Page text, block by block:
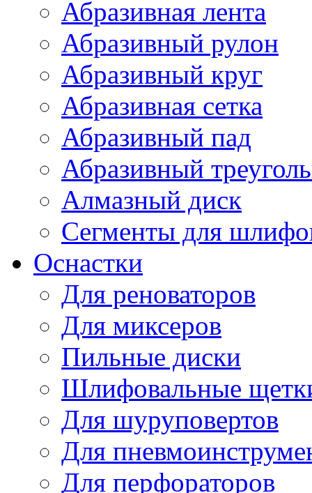
Абразивная лента
Абразивный рулон
Абразивный круг
Абразивная сетка
Абразивный пад
Абразивный
Алмазный диск
Сегменты для
Оснастки
Для реноваторов
Для миксеров
Пильные диски
Шлифовальные
Для шуруповертов
Для
Для перфораторов